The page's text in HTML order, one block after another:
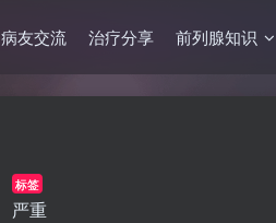
病友交流 治疗分享 前列腺知识
标签
严重